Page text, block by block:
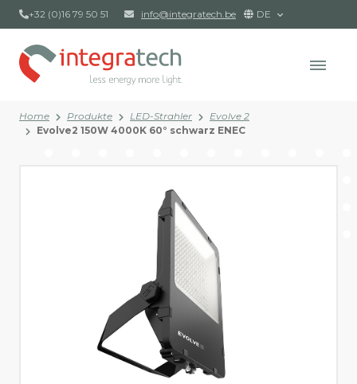
+32 (0)16 79 50 51 info@integratech.be DE
Home Produkte LED-Strahler
Evolve 2
Evolve2 150W 4000K 60° schwarz ENEC